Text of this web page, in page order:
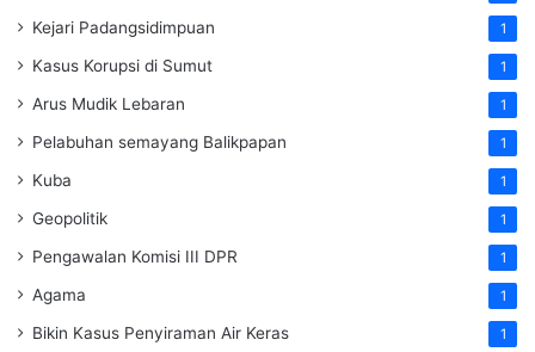
Kejari Padangsidimpuan 1
Kasus Korupsi di Sumut 1
Arus Mudik Lebaran 1
Pelabuhan semayang Balikpapan 1
Kuba 1
Geopolitik 1
Pengawalan Komisi III DPR 1
Agama 1
Bikin Kasus Penyiraman Air Keras 1